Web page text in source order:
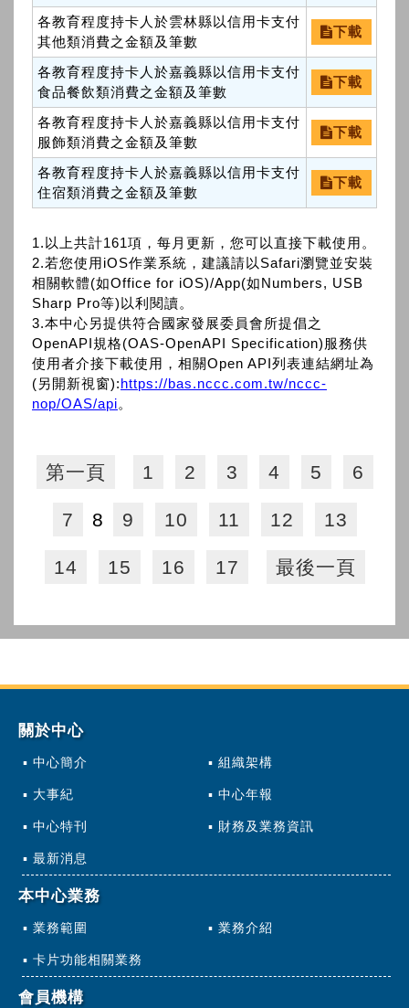
各教育程度持卡人於雲林縣以信用卡支付
其他類消費之金額及筆數
下載
各教育程度持卡人於嘉義縣以信用卡支付
食品餐飲類消費之金額及筆數
下載
各教育程度持卡人於嘉義縣以信用卡支付
服飾類消費之金額及筆數
下載
各教育程度持卡人於嘉義縣以信用卡支付
住宿類消費之金額及筆數
下載
1.以上共計161項，每月更新，您可以直接下載使用。
2.若您使用iOS作業系統，建議請以Safari瀏覽並安裝
相關軟體(如Office for iOS)/App(如Numbers, USB
Sharp Pro等)以利閱讀。
3.本中心另提供符合國家發展委員會所提倡之
OpenAPI規格(OAS-OpenAPI Specification)服務供
使用者介接下載使用，相關Open API列表連結網址為
(另開新視窗):https://bas.nccc.com.tw/nccc-
nop/OAS/api。
第一頁 1 2 3 4 5 6
7 8 9 10 11 12 13
14 15 16 17 最後一頁
關於中心
中心簡介 組織架構
大事紀 中心年報
中心特刊 財務及業務資訊
最新消息
本中心業務
業務範圍 業務介紹
卡片功能相關業務
會員機構